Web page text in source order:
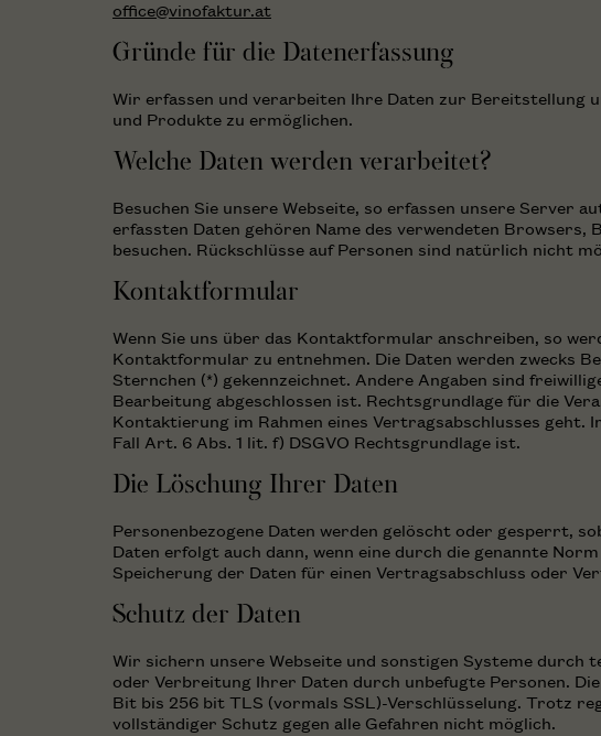
office@vinofaktur.at
Gründe für die Datenerfassung
Wir erfassen und verarbeiten Ihre Daten zur Bereitstellung
und Produkte zu ermöglichen.
Welche Daten werden verarbeitet?
Besuchen Sie unsere Webseite, so erfassen unsere Server
erfassten Daten gehören Name des verwendeten
besuchen. Rückschlüsse auf Personen sind natürlich nicht
Kontaktformular
Wenn Sie uns über das Kontaktformular anschreiben, so
Kontaktformular zu entnehmen. Die Daten werden zwecks
Sternchen (*) gekennzeichnet. Andere Angaben sind
Bearbeitung abgeschlossen ist. Rechtsgrundlage für die
Kontaktierung im Rahmen eines Vertragsabschlusses
Fall Art. 6 Abs. 1 lit. f) DSGVO Rechtsgrundlage ist.
Die Löschung Ihrer Daten
Personenbezogene Daten werden gelöscht oder gesperrt,
Daten erfolgt auch dann, wenn eine durch die genannte
Speicherung der Daten für einen Vertragsabschluss oder
Schutz der Daten
Wir sichern unsere Webseite und sonstigen Systeme durch
oder Verbreitung Ihrer Daten durch unbefugte Personen.
Bit bis 256 bit TLS (vormals SSL)-Verschlüsselung. Trotz
vollständiger Schutz gegen alle Gefahren nicht möglich.